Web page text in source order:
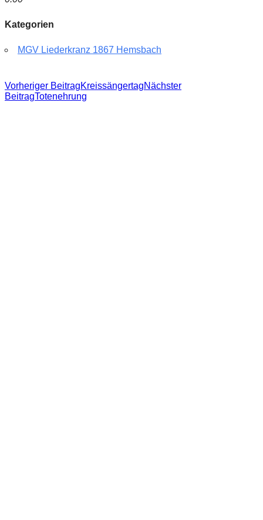
Kategorien
MGV Liederkranz 1867 Hemsbach
Beitragsnavigation
Vorheriger BeitragKreissängertagNächster
BeitragTotenehrung